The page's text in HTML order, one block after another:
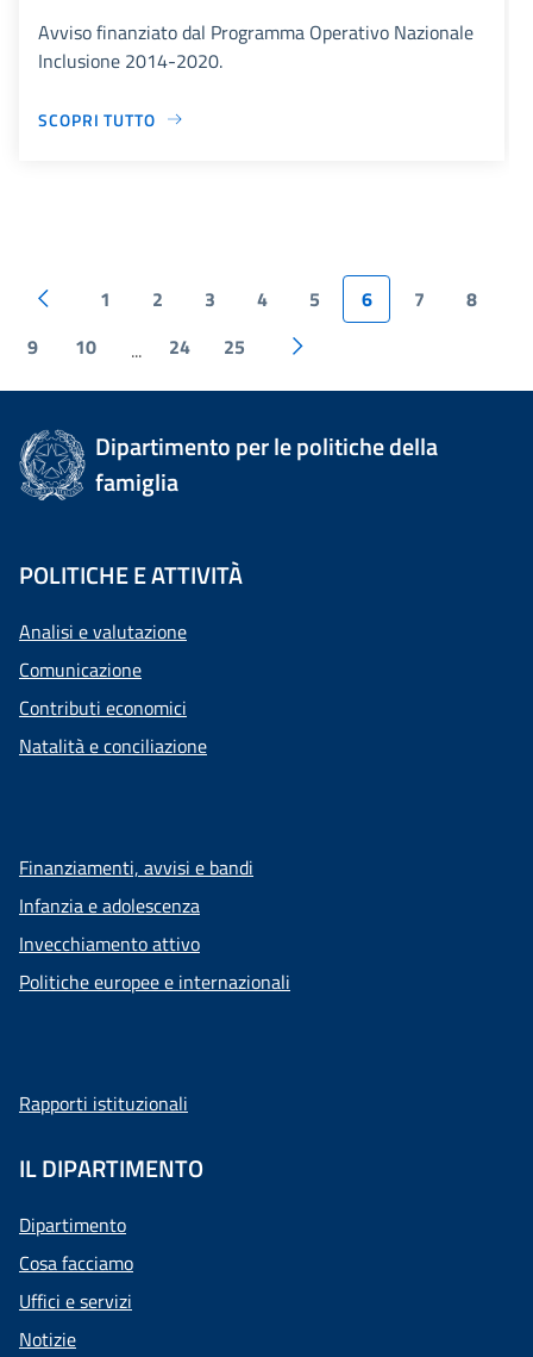
Avviso finanziato dal Programma Operativo Nazionale
Inclusione 2014-2020.
SCOPRI TUTTO
1 2 3 4 5 6 7
8
9
10 ... 24 25
Dipartimento per le politiche della
famiglia
POLITICHE E ATTIVITÀ
Analisi e valutazione
Comunicazione
Contributi economici
Natalità e conciliazione
Finanziamenti, avvisi e bandi
Infanzia e adolescenza
Invecchiamento attivo
Politiche europee e internazionali
Rapporti istituzionali
IL DIPARTIMENTO
Dipartimento
Cosa facciamo
Uffici e servizi
Notizie